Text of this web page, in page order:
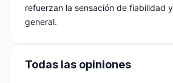
refuerzan la sensación de fiabilidad
general.
Todas las opiniones